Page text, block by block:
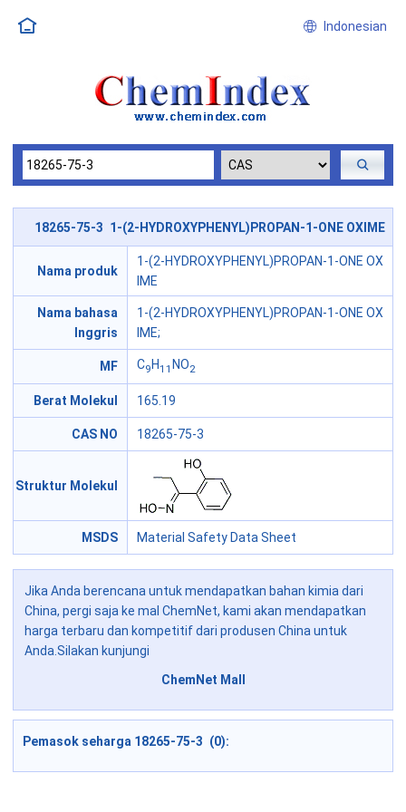
Indonesian
18265-75-3 1-(2-HYDROXYPHENYL)PROPAN-1-ONE OXIME
Nama produk
1-(2-HYDROXYPHENYL)PROPAN-1-ONE OX
IME
Nama bahasa
Inggris
1-(2-HYDROXYPHENYL)PROPAN-1-ONE OX
IME;
MF C9 H11 NO2
Berat Molekul 165.19
CAS NO 18265-75-3
Struktur Molekul
MSDS Material Safety Data Sheet
Jika Anda berencana untuk mendapatkan bahan kimia dari
China, pergi saja ke mal ChemNet, kami akan mendapatkan
harga terbaru dan kompetitif dari produsen China untuk
Anda.Silakan kunjungi
ChemNet Mall
Pemasok seharga 18265-75-3 (0):